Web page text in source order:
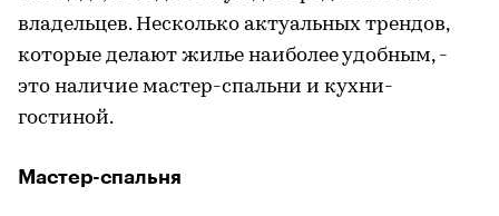
владельцев. Несколько актуальных трендов,
которые делают жилье наиболее удобным, -
это наличие мастер-спальни и кухни-
гостиной.
Мастер-спальня